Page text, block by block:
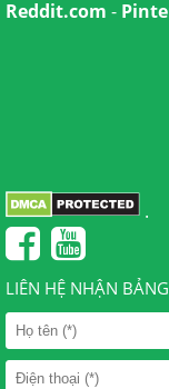
Reddit.com -
.
LIÊN HỆ NHẬN